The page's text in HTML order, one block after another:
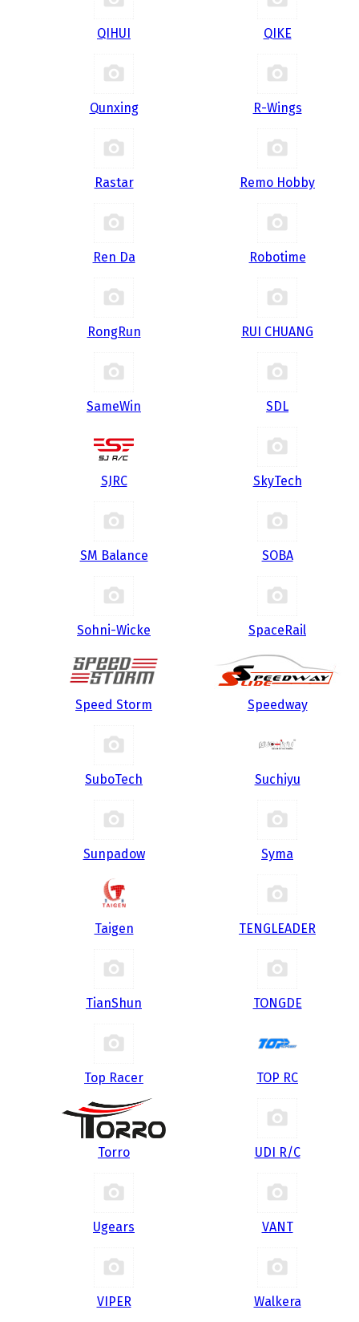
QIHUI QIKE
Qunxing R-Wings
Rastar Remo Hobby
Ren Da Robotime
RongRun RUI CHUANG
SameWin SDL
SJRC SkyTech
SM Balance SOBA
Sohni-Wicke SpaceRail
Speed Storm Speedway
SuboTech Suchiyu
Sunpadow Syma
Taigen TENGLEADER
TianShun TONGDE
Top Racer TOP RC
Torro UDI R/С
Ugears VANT
VIPER Walkera